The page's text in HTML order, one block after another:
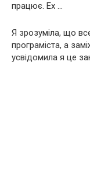
працює. Ех …
Я зрозуміла, що
програміста, а
усвідомила я це